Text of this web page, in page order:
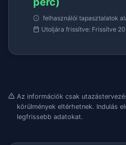
felhasználói tapasztalatok
Utoljára frissítve: Frissítve
Az információk csak
körülmények eltérhetnek. Indulás
legfrissebb adatokat.